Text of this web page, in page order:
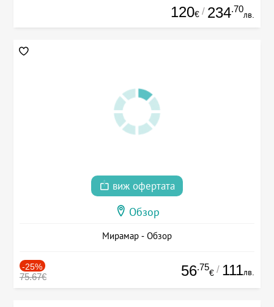
120€ / 234.70
лв.
виж офертата
Обзор
Мирамар - Обзор
-25%
75.67€ 56.75
€ / 111лв.